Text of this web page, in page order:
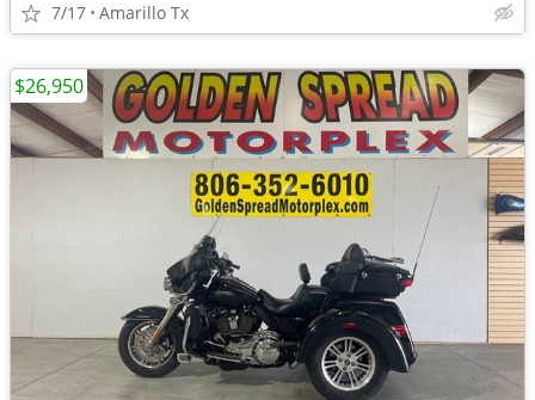
7/17 Amarillo Tx
$26,950